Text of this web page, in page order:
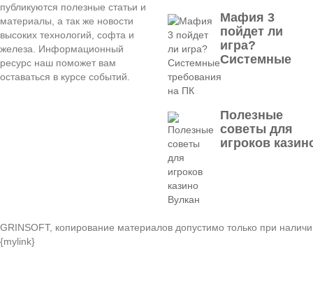
публикуются полезные статьи и
материалы, а так же новости
высоких технологий, софта и
железа. Информационный
ресурс наш поможет вам
оставаться в курсе событий.
Мафия 3
пойдет ли
игра?
Системные
Полезные
советы для
игроков
GRINSOFT, копирование материалов допустимо только при
{mylink}